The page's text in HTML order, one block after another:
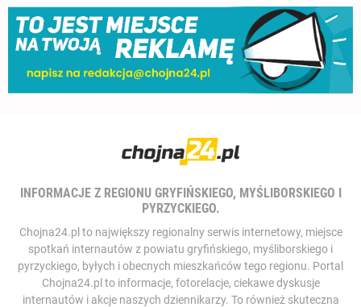
INFORMACJE Z REGIONU GRYFIŃSKIEGO, MYŚLIBORSKIEGO I
PYRZYCKIEGO.
Chojna24.pl to największy regionalny serwis internetowy, miejsce
spotkań internautów z powiatu gryfińskiego, myśliborskiego i
pyrzyckiego, byłych i obecnych mieszkańców tego regionu. Portal
Chojna24.pl to informacje, fotorelacje, ciekawe dyskusje
internautów i akcje naszych dziennikarzy. To również skuteczna